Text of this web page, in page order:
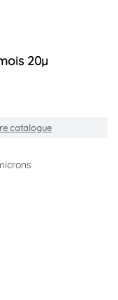
20µ
catalogue
améliorant